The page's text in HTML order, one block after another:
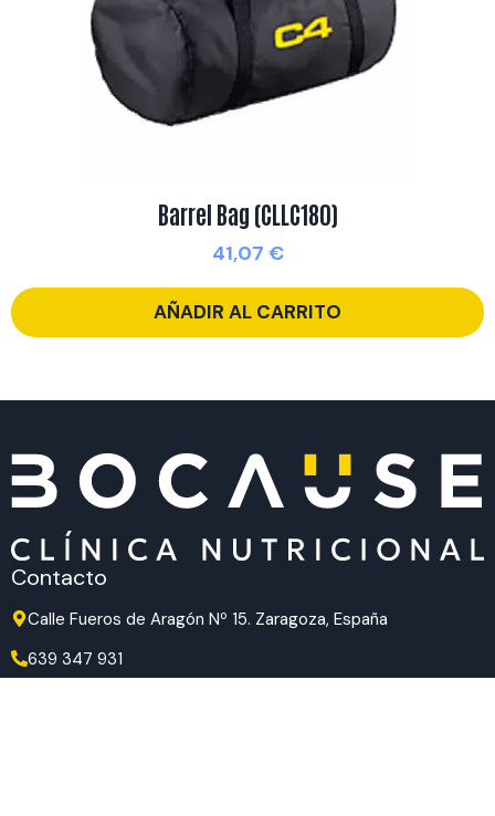
Barrel Bag (CLLC180)
41,07 €
AÑADIR AL CARRITO
Contacto
Calle Fueros de Aragón Nº 15. Zaragoza, España
639 347 931